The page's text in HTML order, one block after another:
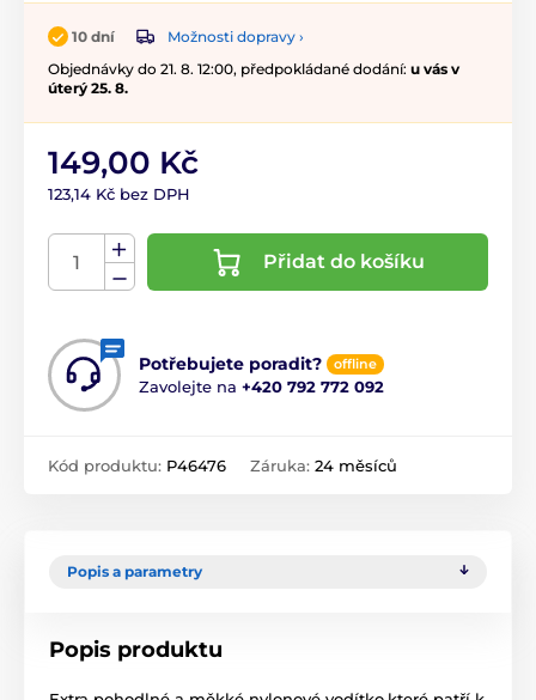
10 dní
Možnosti dopravy ›
Objednávky do 21. 8. 12:00, předpokládané dodání: u vás v
úterý 25. 8.
149,00 Kč
123,14 Kč bez DPH
Přidat do košíku
Potřebujete poradit? offline
Zavolejte na +420 792 772 092
Kód produktu: P46476 Záruka: 24 měsíců
Popis a parametry
Popis produktu